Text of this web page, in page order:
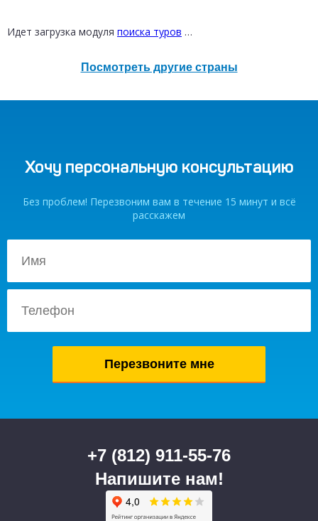
Идет загрузка модуля поиска туров …
Посмотреть другие страны
Хочу персональную консультацию
Без проблем! Перезвоним вам в течение 15 минут и всё
расскажем
+7 (812) 911-55-76
Напишите нам!